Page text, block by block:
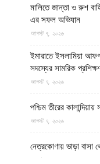
মালিতে জান্তা ও রুশ
এর সফল অভিযান
আগস্ট ৭, ২০২৬
ইমারাতে ইসলামিয়া
সদস্যের সামরিক
আগস্ট ৭, ২০২৬
পশ্চিম তীরের
আগস্ট ৭, ২০২৬
নেত্রকোণায় ভাড়া বাসা
আগস্ট ৭, ২০২৬